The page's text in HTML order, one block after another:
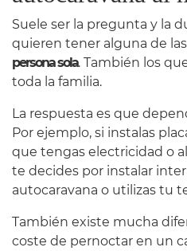
Suele ser la pregunta y la
quieren tener alguna de las
persona sola. También los
toda la familia.
La respuesta es que
Por ejemplo, si instalas
que tengas electricidad o
te decides por instalar
autocaravana o utilizas tu
También existe mucha
coste de pernoctar en un